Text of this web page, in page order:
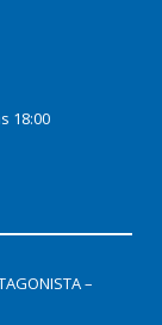
18:00
–